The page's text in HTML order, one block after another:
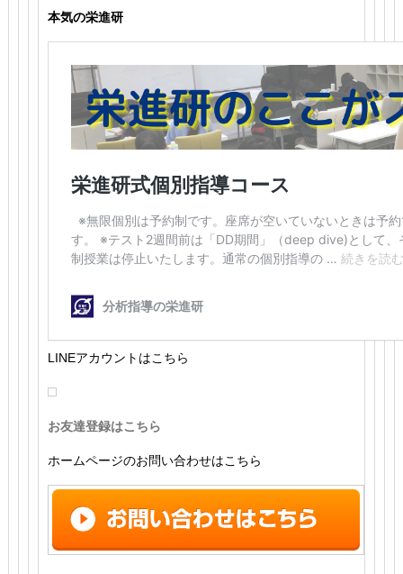
本気の栄進研
LINEアカウントはこちら
お友達登録はこちら
ホームページのお問い合わせはこちら